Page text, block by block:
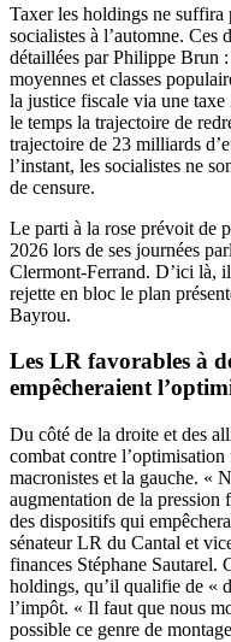
Taxer les holdings ne suffira
socialistes à l’automne. Ces
détaillées par Philippe Brun
moyennes et classes
la justice fiscale via une
le temps la trajectoire de
trajectoire de 23 milliards
l’instant, les socialistes ne
de censure.
Le parti à la rose prévoit de
2026 lors de ses journées
Clermont-Ferrand. D’ici là,
rejette en bloc le plan
Bayrou.
Les LR favorables à
empêcheraient
Du côté de la droite et des
combat contre l’optimisation
macronistes et la gauche. «
augmentation de la pression
des dispositifs qui
sénateur LR du Cantal et
finances Stéphane Sautarel.
holdings, qu’il qualifie de «
l’impôt. « Il faut que nous
possible ce genre de